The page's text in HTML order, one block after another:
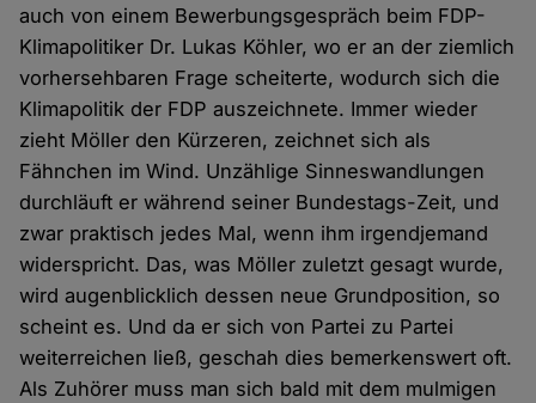
auch von einem Bewerbungsgespräch beim FDP-
Klimapolitiker Dr. Lukas Köhler, wo er an der ziemlich
vorhersehbaren Frage scheiterte, wodurch sich die
Klimapolitik der FDP auszeichnete. Immer wieder
zieht Möller den Kürzeren, zeichnet sich als
Fähnchen im Wind. Unzählige Sinneswandlungen
durchläuft er während seiner Bundestags-Zeit, und
zwar praktisch jedes Mal, wenn ihm irgendjemand
widerspricht. Das, was Möller zuletzt gesagt wurde,
wird augenblicklich dessen neue Grundposition, so
scheint es. Und da er sich von Partei zu Partei
weiterreichen ließ, geschah dies bemerkenswert oft.
Als Zuhörer muss man sich bald mit dem mulmigen